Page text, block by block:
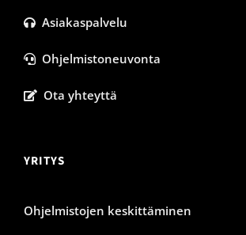
Asiakaspalvelu
Ohjelmistoneuvonta
Ota yhteyttä
YRITYS
Ohjelmistojen keskittäminen